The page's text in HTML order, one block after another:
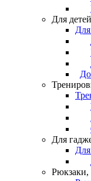
Для детей
Для
Рюкзаки,